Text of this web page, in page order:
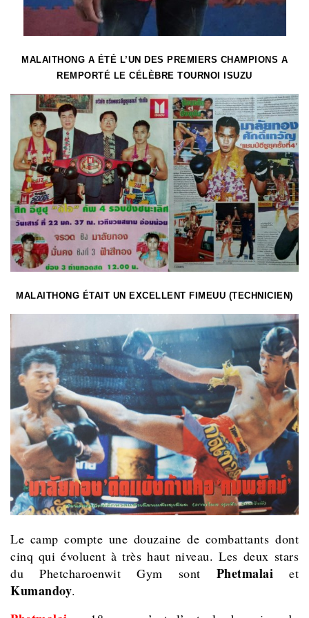
MALAITHONG A ÉTÉ L’UN DES PREMIERS CHAMPIONS A
REMPORTÉ LE CÉLÈBRE TOURNOI ISUZU
MALAITHONG ÉTAIT UN EXCELLENT FIMEUU (TECHNICIEN)
Le camp compte une douzaine de combattants dont
cinq qui évoluent à très haut niveau. Les deux stars
du Phetcharoenwit Gym sont Phetmalai et
Kumandoy.